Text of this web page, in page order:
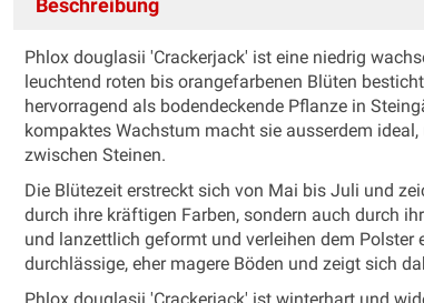
Phlox douglasii 'Crackerjack' ist eine niedrig
leuchtend roten bis orangefarbenen Blüten
hervorragend als bodendeckende Pflanze in
kompaktes Wachstum macht sie ausserdem
zwischen Steinen.
Die Blütezeit erstreckt sich von Mai bis Juli und
durch ihre kräftigen Farben, sondern auch durch
und lanzettlich geformt und verleihen dem Polster
durchlässige, eher magere Böden und zeigt sich
Phlox douglasii 'Crackerjack' ist winterhart und